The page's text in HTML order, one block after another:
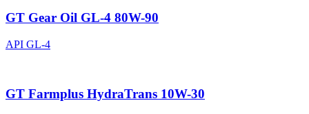
GT Gear Oil GL-4 80W-90
API GL-4
GT Farmplus HydraTrans 10W-30